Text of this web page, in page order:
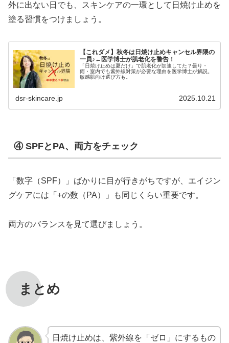
外に出ない日でも、スキンケアの一環として日焼け止めを
塗る習慣をつけましょう。
【これダメ】秋冬は日焼け止めキャンセル界隈の
一員♪←医学博士が肌老化を警告！
「日焼け止めは夏だけ」で肌老化が加速してた？曇り・
雨・室内でも紫外線対策が必要な理由を医学博士が解説。
敏感肌向け選び方も。
dsr-skincare.jp 2025.10.21
④ SPFとPA、両方をチェック
「数字（SPF）」ばかりに目が行きがちですが、エイジン
グケアには「+の数（PA）」も同じくらい重要です。
両方のバランスを見て選びましょう。
まとめ
日焼け止めは、紫外線を「ゼロ」にするもの